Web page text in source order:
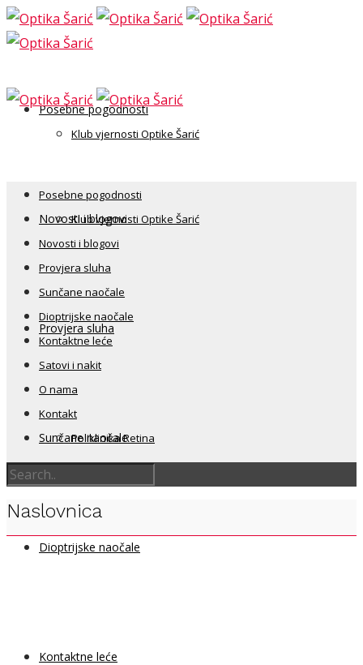
Posebne pogodnosti
Klub vjernosti Optike Šarić
Novosti i blogovi
Provjera sluha
Sunčane naočale
Dioptrijske naočale
Kontaktne leće
Posebne pogodnosti
Klub vjernosti Optike Šarić
Novosti i blogovi
Provjera sluha
Sunčane naočale
Dioptrijske naočale
Kontaktne leće
Satovi i nakit
O nama
Kontakt
Poliklinika Retina
Naslovnica